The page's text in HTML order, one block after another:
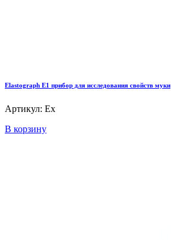
Elastograph E1 прибор для исследования свойств муки
Артикул: Ex
В корзину